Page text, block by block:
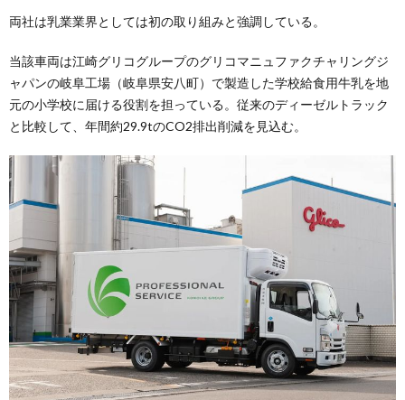
両社は乳業業界としては初の取り組みと強調している。
当該車両は江崎グリコグループのグリコマニュファクチャリングジ
ャパンの岐阜工場（岐阜県安八町）で製造した学校給食用牛乳を地
元の小学校に届ける役割を担っている。従来のディーゼルトラック
と比較して、年間約29.9tのCO2排出削減を見込む。